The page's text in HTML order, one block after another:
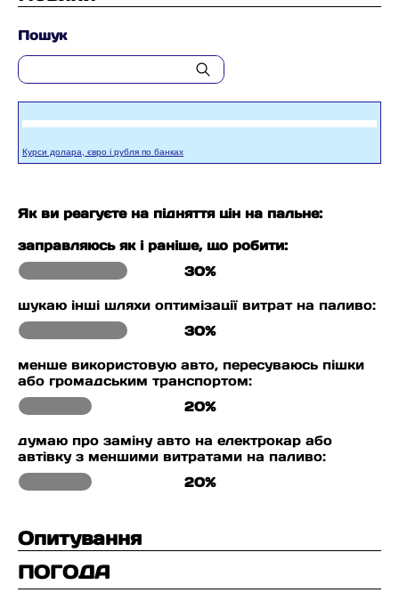
Пошук
Курси долара, євро і рубля по банках
Як ви реагуєте на підняття цін на пальне:
заправляюсь як і раніше, що робити:
30%
шукаю інші шляхи оптимізації витрат на паливо:
30%
менше використовую авто, пересуваюсь пішки
або громадським транспортом:
20%
думаю про заміну авто на електрокар або
автівку з меншими витратами на паливо:
20%
Опитування
ПОГОДА